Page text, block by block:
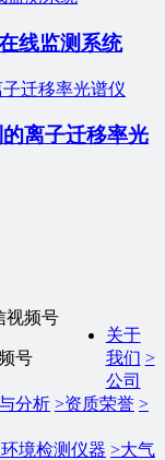
线监测系统
离子迁移率光
号
关于
我们 >
公司
分析 >资质荣誉 >
境检测仪器 >大气